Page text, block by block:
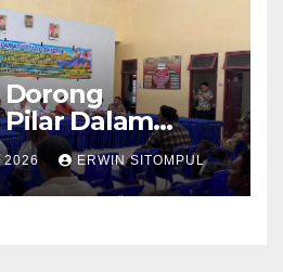
Dorong
Dalam
dan
Tahun 2026
2026 ERWIN SITOMPUL